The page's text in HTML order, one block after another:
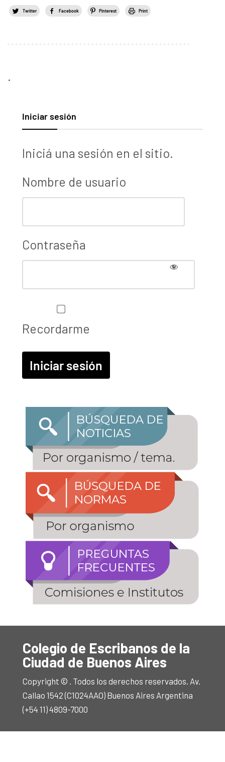
Twitter Facebook Pinterest Print
.
Iniciar sesión
Iniciá una sesión en el sitio.
Nombre de usuario
Contraseña
Recordarme
Colegio de Escribanos de la
Ciudad de Buenos Aires
Copyright © . Todos los derechos reservados. Av.
Callao 1542 (C1024AAO) Buenos Aires Argentina
(+54 11) 4809-7000